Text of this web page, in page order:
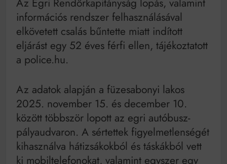
információs rendszer felhasználásával
elkövetett csalás bűntette miatt indított
eljárást egy 52 éves férfi ellen, tájékoztatott
a police.hu.
Az adatok alapján a füzesabonyi lakos
2025. november 15. és december 10.
között többször lopott az egri autóbusz-
pályaudvaron. A sértettek figyelmetlenségét
kihasználva hátizsákokból és táskákból vett
ki mobiltelefonokat, valamint egyszer egy